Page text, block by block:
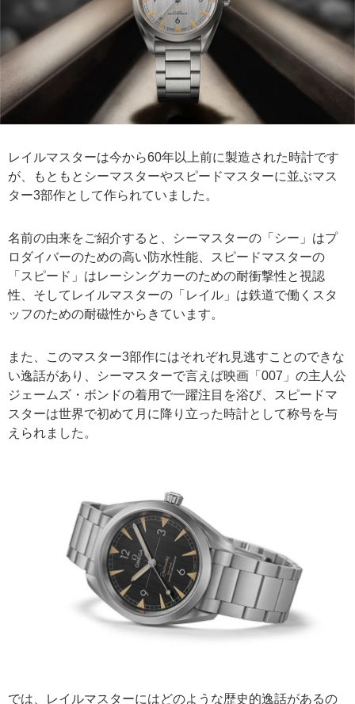
レイルマスターは今から60年以上前に製造された時計です
が、もともとシーマスターやスピードマスターに並ぶマス
ター3部作として作られていました。
名前の由来をご紹介すると、シーマスターの「シー」はプ
ロダイバーのための高い防水性能、スピードマスターの
「スピード」はレーシングカーのための耐衝撃性と視認
性、そしてレイルマスターの「レイル」は鉄道で働くスタ
ッフのための耐磁性からきています。
また、このマスター3部作にはそれぞれ見逃すことのできな
い逸話があり、シーマスターで言えば映画「007」の主人公
ジェームズ・ボンドの着用で一躍注目を浴び、スピードマ
スターは世界で初めて月に降り立った時計として称号を与
えられました。
では、レイルマスターにはどのような歴史的逸話があるの